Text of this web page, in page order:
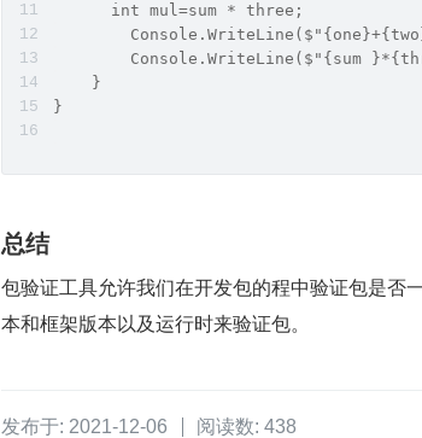
      int mul=sum * three;
Console.WriteLine($"{sum
    }
}
总结
包验证工具允许我们在开发包的程中验证包是否
本和框架版本以及运行时来验证包。
发布于: 2021-12-06 阅读数: 438